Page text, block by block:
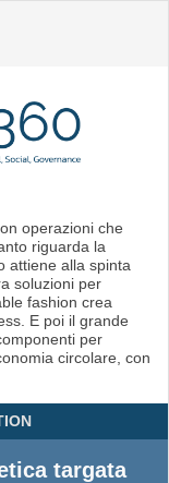
operazioni che
riguarda la
attiene alla spinta
soluzioni per
fashion crea
E poi il grande
per
circolare, con
targata